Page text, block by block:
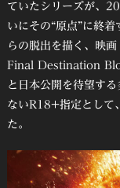
ていたシリーズが、
いにその“原点”に終
らの脱出を描く、映画
Final Destination
と日本公開を待望す
ないR18+指定として
た。